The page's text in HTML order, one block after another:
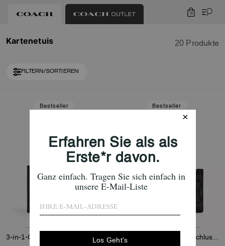
0
Kartenetuis 20 Produkte
FILTERN/SORTIEREN
Bestseller Bestseller